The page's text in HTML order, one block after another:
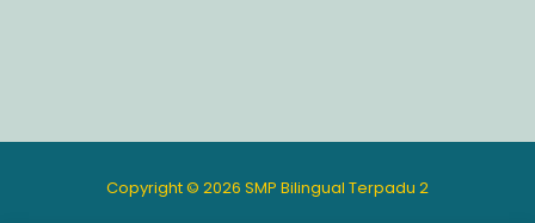
Copyright © 2026 SMP Bilingual Terpadu 2